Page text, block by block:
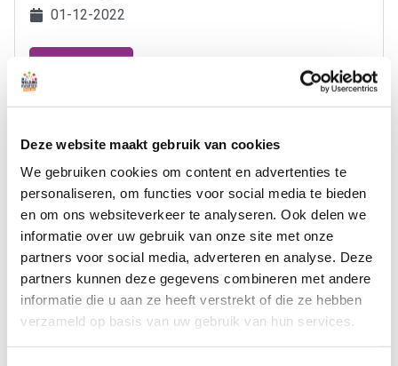
Deze website maakt gebruik van cookies
We gebruiken cookies om content en advertenties te
personaliseren, om functies voor social media te bieden
en om ons websiteverkeer te analyseren. Ook delen we
informatie over uw gebruik van onze site met onze
partners voor social media, adverteren en analyse. Deze
partners kunnen deze gegevens combineren met andere
informatie die u aan ze heeft verstrekt of die ze hebben
verzameld op basis van uw gebruik van hun services.
01-12-2022
Ben jij een toekomstige 'maaltijdrijder'?